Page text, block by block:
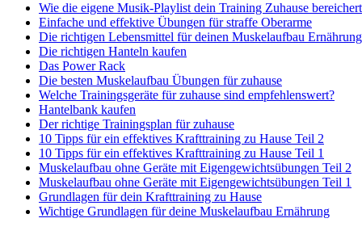
Wie die eigene Musik-Playlist dein Training Zuhause bereichert
Einfache und effektive Übungen für straffe Oberarme
Die richtigen Lebensmittel für deinen Muskelaufbau
Die richtigen Hanteln kaufen
Das Power Rack
Die besten Muskelaufbau Übungen für zuhause
Welche Trainingsgeräte für zuhause sind empfehlenswert?
Hantelbank kaufen
Der richtige Trainingsplan für zuhause
10 Tipps für ein effektives Krafttraining zu Hause Teil 2
10 Tipps für ein effektives Krafttraining zu Hause Teil 1
Muskelaufbau ohne Geräte mit Eigengewichtsübungen Teil 2
Muskelaufbau ohne Geräte mit Eigengewichtsübungen Teil 1
Grundlagen für dein Krafttraining zu Hause
Wichtige Grundlagen für deine Muskelaufbau Ernährung